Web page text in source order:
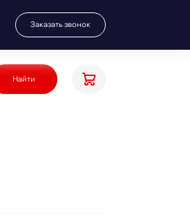
Заказать звонок
Найти